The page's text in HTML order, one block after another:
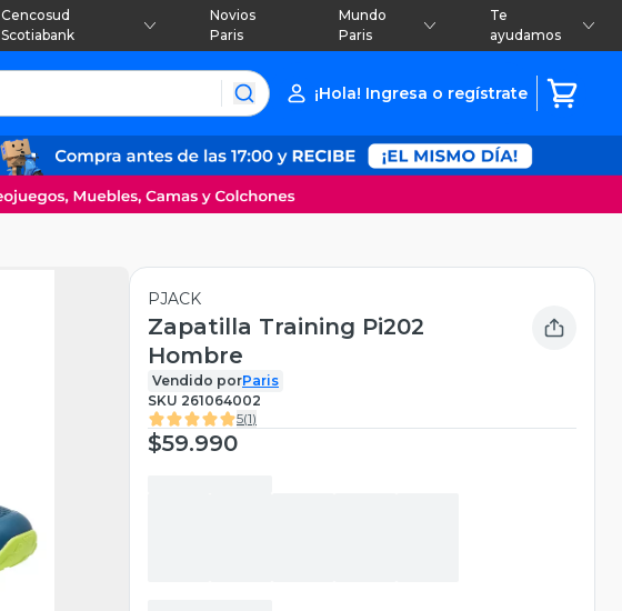
Cencosud
Scotiabank
Novios
Paris
Mundo
Paris
Te
ayudamos
¡Hola! Ingresa o regístrate
PJACK
Zapatilla Training Pi202
Hombre
Vendido porParis
SKU 261064002
5(1)
$59.990